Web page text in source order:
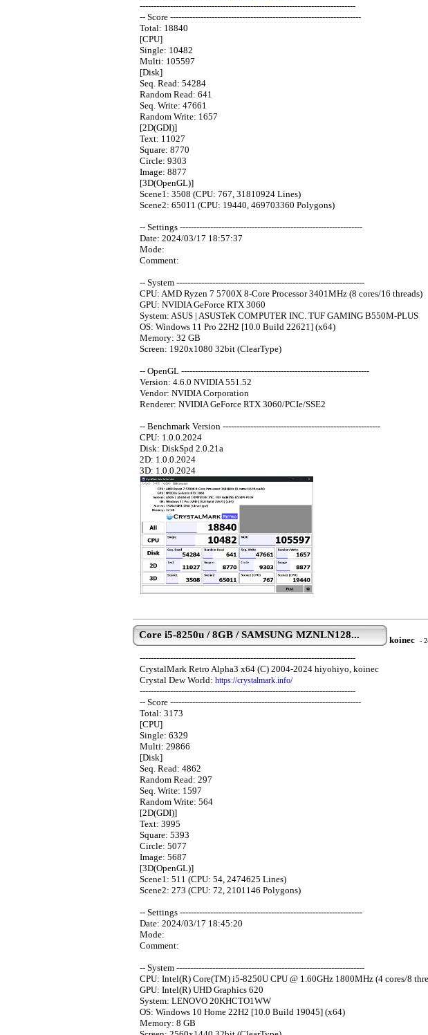
------------------------------------------------------------------------------
-- Score ---------------------------------------------------------------------
Total: 18840
[CPU]
Single: 10482
Multi: 105597
[Disk]
Seq. Read: 54284
Random Read: 641
Seq. Write: 47661
Random Write: 1657
[2D(GDI)]
Text: 11027
Square: 8770
Circle: 9303
Image: 8877
[3D(OpenGL)]
Scene1: 3508 (CPU: 767, 31810924 Lines)
Scene2: 65011 (CPU: 19440, 469703360 Polygons)
-- Settings ------------------------------------------------------------------
Date: 2024/03/17 18:57:37
Mode:
Comment:
-- System --------------------------------------------------------------------
CPU: AMD Ryzen 7 5700X 8-Core Processor 3401MHz (8 cores/16 threads)
GPU: NVIDIA GeForce RTX 3060
System: ASUS | ASUSTeK COMPUTER INC. TUF GAMING B550M-PLUS
OS: Windows 11 Pro 22H2 [10.0 Build 22621] (x64)
Memory: 32 GB
Screen: 1920x1080 32bit (ClearType)
-- OpenGL --------------------------------------------------------------------
Version: 4.6.0 NVIDIA 551.52
Vendor: NVIDIA Corporation
Renderer: NVIDIA GeForce RTX 3060/PCIe/SSE2
-- Benchmark Version ---------------------------------------------------------
CPU: 1.0.0.2024
Disk: DiskSpd 2.0.21a
2D: 1.0.0.2024
3D: 1.0.0.2024
Core i5-8250u / 8GB / SAMSUNG MZNLN128... koinec -
------------------------------------------------------------------------------
CrystalMark Retro Alpha3 x64 (C) 2004-2024 hiyohiyo, koinec
Crystal Dew World: https://crystalmark.info/
------------------------------------------------------------------------------
-- Score ---------------------------------------------------------------------
Total: 3173
[CPU]
Single: 6329
Multi: 29866
[Disk]
Seq. Read: 4862
Random Read: 297
Seq. Write: 1597
Random Write: 564
[2D(GDI)]
Text: 3995
Square: 5393
Circle: 5077
Image: 5687
[3D(OpenGL)]
Scene1: 511 (CPU: 54, 2474625 Lines)
Scene2: 273 (CPU: 72, 2101146 Polygons)
-- Settings ------------------------------------------------------------------
Date: 2024/03/17 18:45:20
Mode:
Comment:
-- System --------------------------------------------------------------------
CPU: Intel(R) Core(TM) i5-8250U CPU @ 1.60GHz 1800MHz (4 cores/8
GPU: Intel(R) UHD Graphics 620
System: LENOVO 20KHCTO1WW
OS: Windows 10 Home 22H2 [10.0 Build 19045] (x64)
Memory: 8 GB